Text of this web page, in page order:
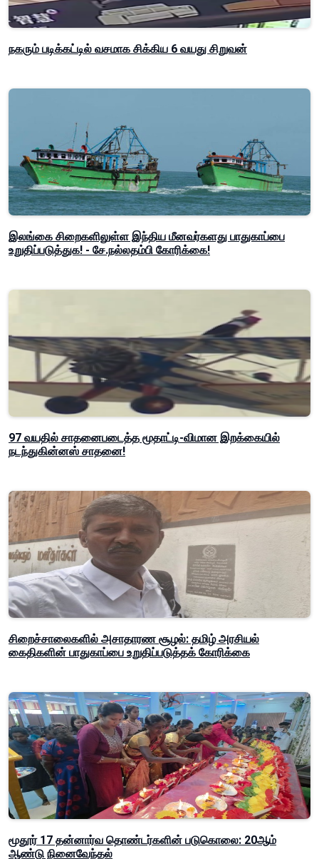
நகரும் படிக்கட்டில் வசமாக சிக்கிய 6 வயது சிறுவன்
இலங்கை சிறைகளிலுள்ள இந்திய மீனவர்களது பாதுகாப்பை
உறுதிப்படுத்துக! - சே.நல்லதம்பி கோரிக்கை!
97 வயதில் சாதனைபடைத்த மூதாட்டி-விமான இறக்கையில்
நடந்துகின்னஸ் சாதனை!
சிறைச்சாலைகளில் அசாதாரண சூழல்: தமிழ் அரசியல்
கைதிகளின் பாதுகாப்பை உறுதிப்படுத்தக் கோரிக்கை
மூதூர் 17 தன்னார்வ தொண்டர்களின் படுகொலை: 20ஆம்
ஆண்டு நினைவேந்தல்